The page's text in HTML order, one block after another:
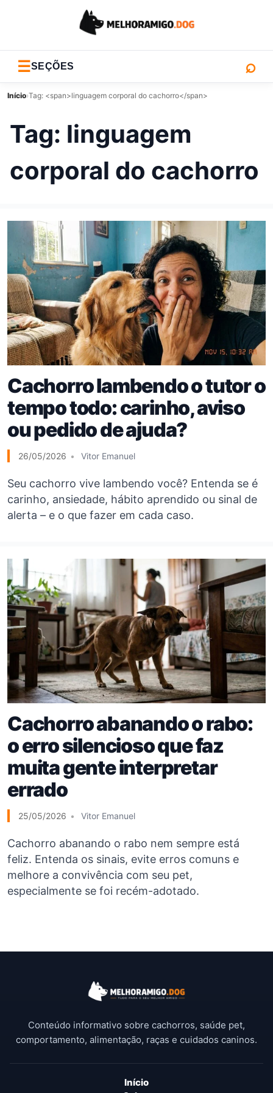
☰SEÇÕES ⌕
Início›Tag: <span>linguagem corporal do cachorro</span>
Tag: linguagem
corporal do cachorro
Cachorro lambendo o tutor o
tempo todo: carinho, aviso
ou pedido de ajuda?
26/05/2026 Vitor Emanuel
Seu cachorro vive lambendo você? Entenda se é
carinho, ansiedade, hábito aprendido ou sinal de
alerta – e o que fazer em cada caso.
Cachorro abanando o rabo:
o erro silencioso que faz
muita gente interpretar
errado
25/05/2026 Vitor Emanuel
Cachorro abanando o rabo nem sempre está
feliz. Entenda os sinais, evite erros comuns e
melhore a convivência com seu pet,
especialmente se foi recém-adotado.
Conteúdo informativo sobre cachorros, saúde pet,
comportamento, alimentação, raças e cuidados caninos.
Início